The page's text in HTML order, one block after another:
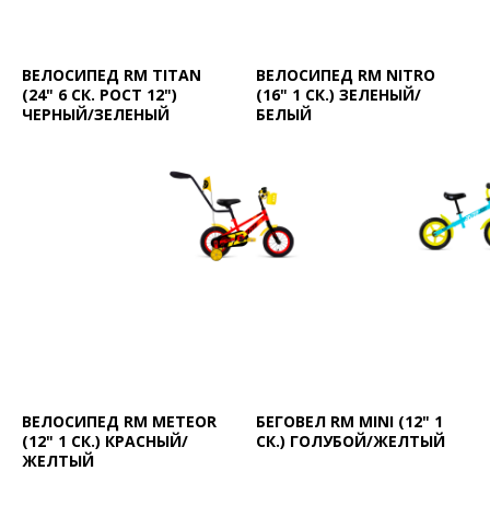
ВЕЛОСИПЕД RM TITAN
(24" 6 СК. РОСТ 12")
ЧЕРНЫЙ/ЗЕЛЕНЫЙ
ВЕЛОСИПЕД RM NITRO
(16" 1 СК.) ЗЕЛЕНЫЙ/
БЕЛЫЙ
ВЕЛОСИПЕД RM METEOR
(12" 1 СК.) КРАСНЫЙ/
ЖЕЛТЫЙ
БЕГОВЕЛ RM MINI (12" 1
СК.) ГОЛУБОЙ/ЖЕЛТЫЙ